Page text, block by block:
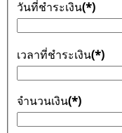
วันที่ชำระเงิน(*)
เวลาที่ชำระเงิน(*)
จำนวนเงิน(*)